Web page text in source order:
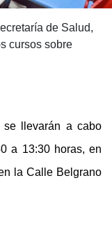
de Salud,
cursos sobre
se llevarán a cabo
a 13:30 horas, en
la Calle Belgrano